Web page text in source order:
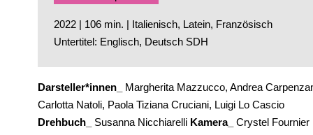
2022 | 106 min. | Italienisch, Latein, Französisch
Untertitel: Englisch, Deutsch SDH
Darsteller*innen_
Margherita Mazzucco, Andrea
Carlotta Natoli, Paola Tiziana Cruciani, Luigi Lo Cascio
Drehbuch_
Susanna Nicchiarelli Kamera_
Crystel Fournier